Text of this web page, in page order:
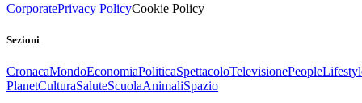
CorporatePrivacy PolicyCookie Policy
Sezioni
CronacaMondoEconomiaPoliticaSpettacoloTelevisionePeople
PlanetCulturaSaluteScuolaAnimaliSpazio